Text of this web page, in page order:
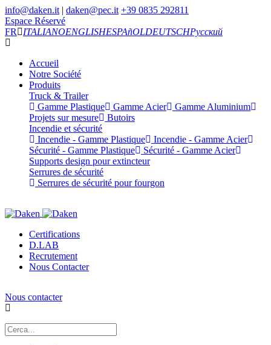
info@daken.it | daken@pec.it +39 0835 292811
Espace Réservé
FR
ITALIANOENGLISHESPAñOLDEUTSCHРусский
Accueil
Notre Société
Produits
Truck & Trailer
Gamme Plastique
Gamme Acier
Gamme Aluminium
Projets sur mesure
Butoirs
Incendie et sécurité
Incendie - Gamme Plastique
Incendie - Gamme Acier
Sécurité - Gamme Plastique
Sécurité - Gamme Acier
Supports design pour extincteur
Serrures de sécurité
Serrures de sécurité pour fourgon
Certifications
D.LAB
Recrutement
Nous Contacter
Nous contacter